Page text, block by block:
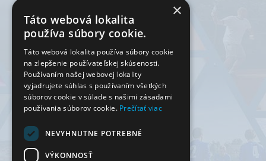
×
Táto webová lokalita
používa súbory cookie.
Táto webová lokalita používa súbory cookie
na zlepšenie používateľskej skúsenosti.
Používaním našej webovej lokality
vyjadrujete súhlas s používaním všetkých
súborov cookie v súlade s našimi zásadami
používania súborov cookie. Prečítať viac
NEVYHNUTNE POTREBNÉ
VÝKONNOSŤ